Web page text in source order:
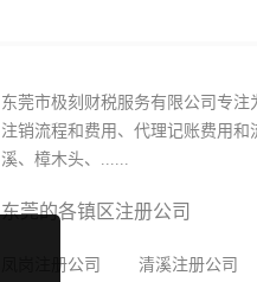
东莞市极刻财税服务有限公司专
注销流程和费用、代理记账费用
溪、樟木头、......
东莞的各镇区注册公司
凤岗注册公司 清溪注册公司